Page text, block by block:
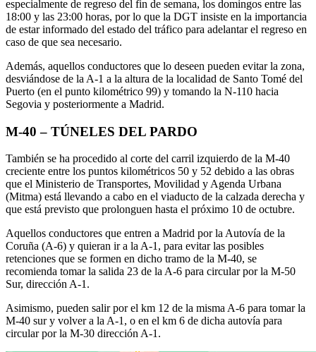
especialmente de regreso del fin de semana, los domingos entre las
18:00 y las 23:00 horas, por lo que la DGT insiste en la importancia
de estar informado del estado del tráfico para adelantar el regreso en
caso de que sea necesario.
Además, aquellos conductores que lo deseen pueden evitar la zona,
desviándose de la A-1 a la altura de la localidad de Santo Tomé del
Puerto (en el punto kilométrico 99) y tomando la N-110 hacia
Segovia y posteriormente a Madrid.
M-40 – TÚNELES DEL PARDO
También se ha procedido al corte del carril izquierdo de la M-40
creciente entre los puntos kilométricos 50 y 52 debido a las obras
que el Ministerio de Transportes, Movilidad y Agenda Urbana
(Mitma) está llevando a cabo en el viaducto de la calzada derecha y
que está previsto que prolonguen hasta el próximo 10 de octubre.
Aquellos conductores que entren a Madrid por la Autovía de la
Coruña (A-6) y quieran ir a la A-1, para evitar las posibles
retenciones que se formen en dicho tramo de la M-40, se
recomienda tomar la salida 23 de la A-6 para circular por la M-50
Sur, dirección A-1.
Asimismo, pueden salir por el km 12 de la misma A-6 para tomar la
M-40 sur y volver a la A-1, o en el km 6 de dicha autovía para
circular por la M-30 dirección A-1.